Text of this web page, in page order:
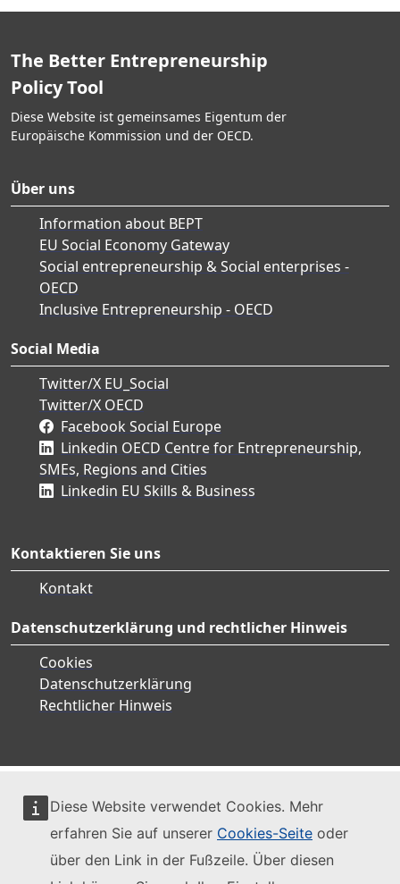
Diese Website verwendet Cookies. Mehr
erfahren Sie auf unserer Cookies-Seite oder
über den Link in der Fußzeile. Über diesen
The Better Entrepreneurship
Policy Tool
Diese Website ist gemeinsames Eigentum der
Europäische Kommission und der OECD.
Über uns
Information about BEPT
EU Social Economy Gateway
Social entrepreneurship & Social enterprises -
OECD
Inclusive Entrepreneurship - OECD
Social Media
Twitter/X EU_Social
Twitter/X OECD
Facebook Social Europe
Linkedin OECD Centre for Entrepreneurship,
SMEs, Regions and Cities
Linkedin EU Skills & Business
Kontaktieren Sie uns
Kontakt
Datenschutzerklärung und rechtlicher Hinweis
Cookies
Datenschutzerklärung
Rechtlicher Hinweis